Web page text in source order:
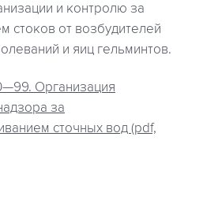
и контролю за
стоков от возбудителей
и яиц гельминтов.
Организация
за
сточных вод (pdf,